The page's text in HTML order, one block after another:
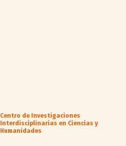
Centro de Investigaciones
Interdisciplinarias en Ciencias y
Humanidades